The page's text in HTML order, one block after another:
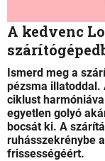
A kedvenc
Ismerd meg a
pézsma illatoddal.
ciklust
egyetlen golyó
bocsát ki. A
ruhásszekrénybe
frissességéért.